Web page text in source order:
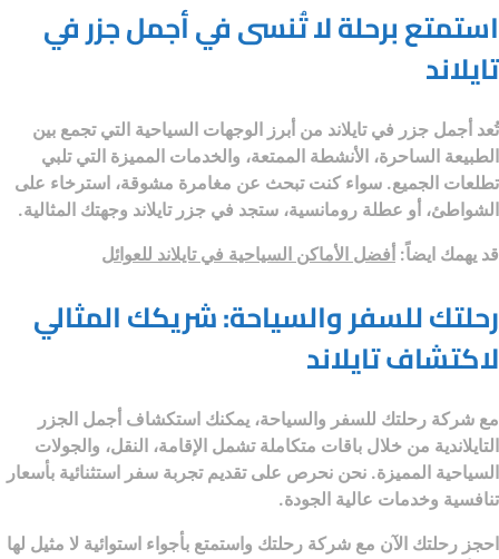
استمتع برحلة لا تُنسى في أجمل جزر في
تايلاند
تُعد أجمل جزر في تايلاند من أبرز الوجهات السياحية التي تجمع بين
الطبيعة الساحرة، الأنشطة الممتعة، والخدمات المميزة التي تلبي
تطلعات الجميع. سواء كنت تبحث عن مغامرة مشوقة، استرخاء على
الشواطئ، أو عطلة رومانسية، ستجد في جزر تايلاند وجهتك المثالية.
قد يهمك ايضاً: أفضل الأماكن السياحية في تايلاند للعوائل
رحلتك للسفر والسياحة: شريكك المثالي
لاكتشاف تايلاند
مع شركة رحلتك للسفر والسياحة، يمكنك استكشاف أجمل الجزر
التايلاندية من خلال باقات متكاملة تشمل الإقامة، النقل، والجولات
السياحية المميزة. نحن نحرص على تقديم تجربة سفر استثنائية بأسعار
تنافسية وخدمات عالية الجودة.
احجز رحلتك الآن مع شركة رحلتك واستمتع بأجواء استوائية لا مثيل لها